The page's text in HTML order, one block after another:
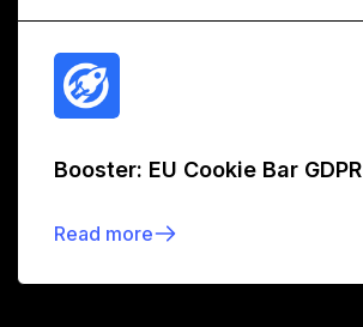
Booster: EU Cookie Bar GDPR
Read more